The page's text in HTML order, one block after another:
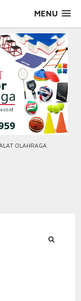
MENU
OLAHRAGA